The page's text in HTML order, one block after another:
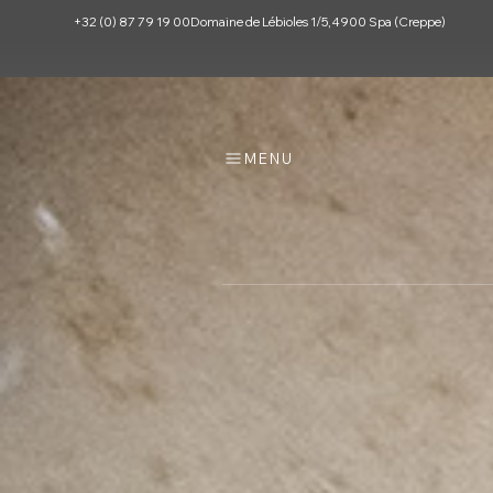
+32 (0) 87 79 19 00Domaine de Lébioles 1/5, 4900 Spa (Creppe)
MENU